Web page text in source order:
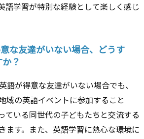
語学習が特別な経験として楽しく感じ
な友達がいない場合、どうす
？
語が得意な友達がいない場合でも、
域の英語イベントに参加すること
ている同世代の子どもたちと交流する
ます。また、英語学習に熱心な環境に